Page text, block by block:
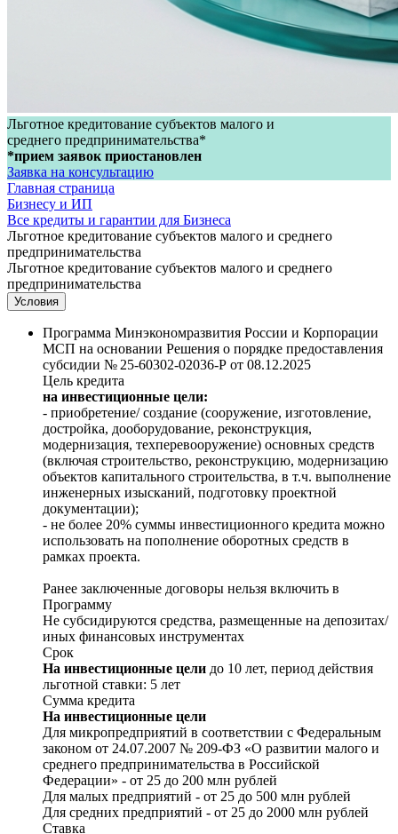
Льготное кредитование субъектов малого и
среднего предпринимательства*
*прием заявок приостановлен
Заявка на консультацию
Главная страница
Бизнесу и ИП
Все кредиты и гарантии для Бизнеса
Льготное кредитование субъектов малого и среднего
предпринимательства
Льготное кредитование субъектов малого и среднего
предпринимательства
Условия
Программа Минэкономразвития России и Корпорации
МСП на основании Решения о порядке предоставления
субсидии № 25-60302-02036-Р от 08.12.2025
Цель кредита
на инвестиционные цели:
- приобретение/ создание (сооружение, изготовление,
достройка, дооборудование, реконструкция,
модернизация, техперевооружение) основных средств
(включая строительство, реконструкцию, модернизацию
объектов капитального строительства, в т.ч. выполнение
инженерных изысканий, подготовку проектной
документации);
- не более 20% суммы инвестиционного кредита можно
использовать на пополнение оборотных средств в
рамках проекта.
Ранее заключенные договоры нельзя включить в
Программу
Не субсидируются средства, размещенные на депозитах/
иных финансовых инструментах
Срок
На инвестиционные цели до 10 лет, период действия
льготной ставки: 5 лет
Сумма кредита
На инвестиционные цели
Для микропредприятий в соответствии с Федеральным
законом от 24.07.2007 № 209-ФЗ «О развитии малого и
среднего предпринимательства в Российской
Федерации» - от 25 до 200 млн рублей
Для малых предприятий - от 25 до 500 млн рублей
Для средних предприятий - от 25 до 2000 млн рублей
Ставка